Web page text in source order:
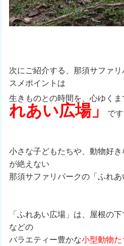
次にご紹介する、那須サファ
スメポイントは
生きものとの時間を、心ゆくま
れあい広場」
です
小さな子どもたちや、動物好
が絶えない
那須サファリパークの「ふれあ
「ふれあい広場」は、屋根の
などの
バラエティー豊かな小型動物た